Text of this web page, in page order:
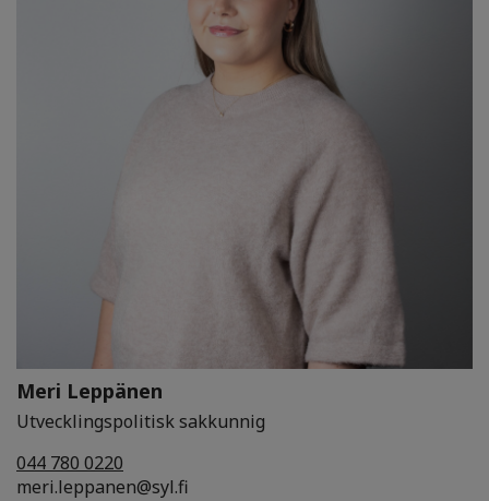
Meri Leppänen
Utvecklingspolitisk sakkunnig
044 780 0220
meri.leppanen@syl.fi